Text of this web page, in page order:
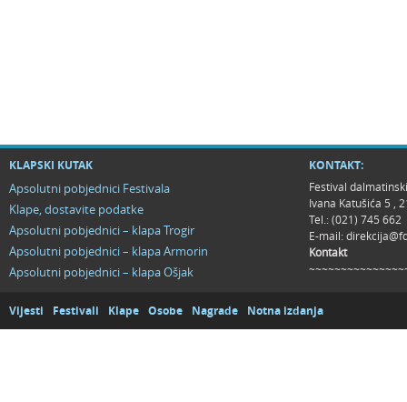
KLAPSKI KUTAK
Apsolutni pobjednici Festivala
Klape, dostavite podatke
Apsolutni pobjednici – klapa Trogir
Apsolutni pobjednici – klapa Armorin
Apsolutni pobjednici – klapa Ošjak
KONTAKT:
Festival
Ivana Katušića 5 ,
Tel.: (021) 745 662
E-mail:
Kontakt
Vijesti Festivali Klape Osobe Nagrade Notna izdanja